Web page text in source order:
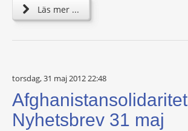
Läs mer ...
torsdag, 31 maj 2012 22:48
Afghanistansolidaritet
Nyhetsbrev 31 maj